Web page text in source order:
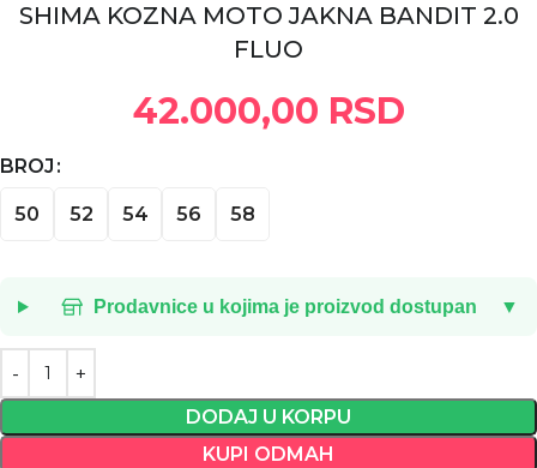
SHIMA KOZNA MOTO JAKNA BANDIT 2.0
FLUO
42.000,00 RSD
BROJ
50 52 54 56 58
Prodavnice u kojima je proizvod dostupan ▼
DODAJ U KORPU
KUPI ODMAH